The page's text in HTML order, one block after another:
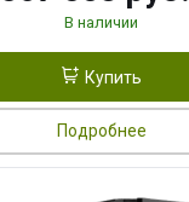
В наличии
Купить
Подробнее